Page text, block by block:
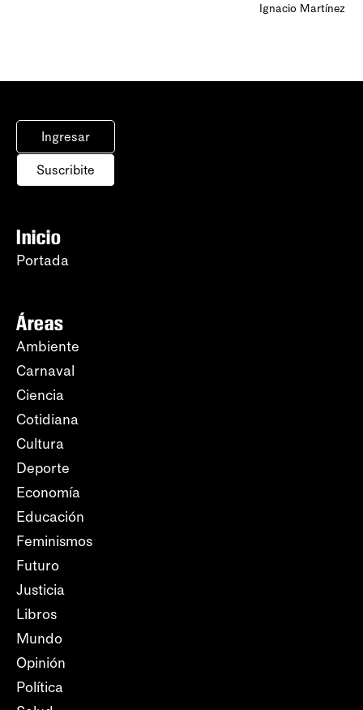
Ignacio Martínez
Ingresar
Suscribite
Inicio
Portada
Áreas
Ambiente
Carnaval
Ciencia
Cotidiana
Cultura
Deporte
Economía
Educación
Feminismos
Futuro
Justicia
Libros
Mundo
Opinión
Política